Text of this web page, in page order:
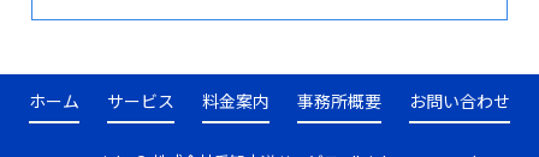
ホーム サービス 料金案内 事務所概要 お問い合わせ